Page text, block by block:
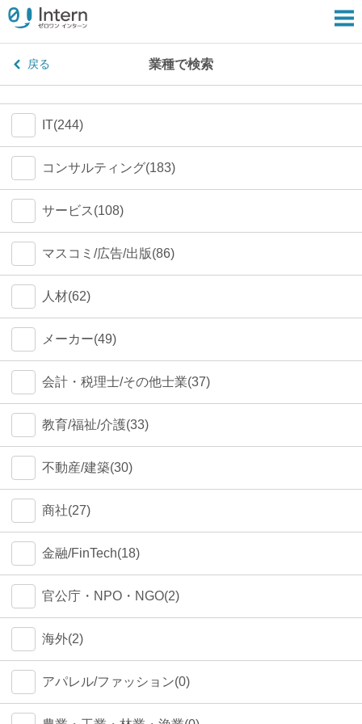
戻る 業種で検索
IT(244)
コンサルティング(183)
サービス(108)
マスコミ/広告/出版(86)
人材(62)
メーカー(49)
会計・税理士/その他士業(37)
教育/福祉/介護(33)
不動産/建築(30)
商社(27)
金融/FinTech(18)
官公庁・NPO・NGO(2)
海外(2)
アパレル/ファッション(0)